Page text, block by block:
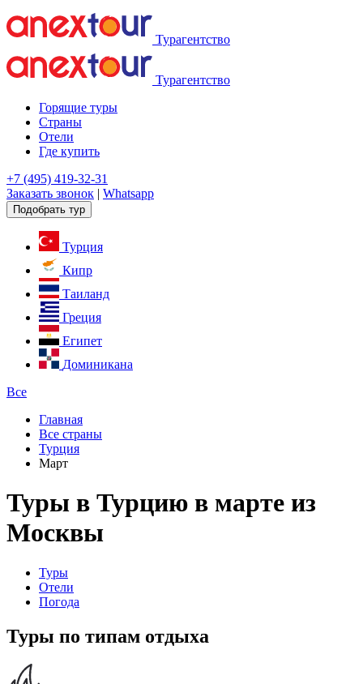
Турагентство
Турагентство
Горящие туры
Страны
Отели
Где купить
+7 (495) 419-32-31
Заказать звонок | Whatsapp
Подобрать тур
Турция
Кипр
Таиланд
Греция
Египет
Доминикана
Все
Главная
Все страны
Турция
Март
Туры в Турцию в марте из
Москвы
Туры
Отели
Погода
Туры по типам отдыха